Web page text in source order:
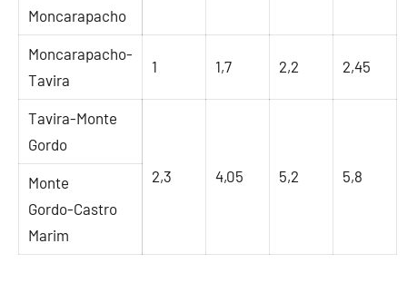
Moncarapacho
Moncarapacho-
Tavira
1 1,7 2,2 2,45
Tavira-Monte
Gordo
2,3
4,05 5,2 5,8
Monte
Gordo-Castro
Marim